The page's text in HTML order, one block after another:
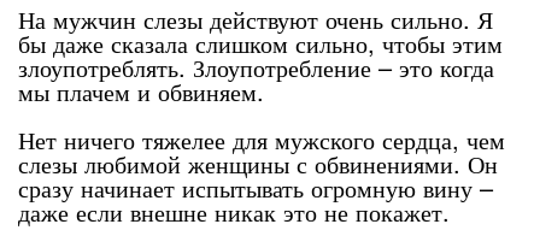
На мужчин слезы действуют очень сильно. Я
бы даже сказала слишком сильно, чтобы этим
злоупотреблять. Злоупотребление – это когда
мы плачем и обвиняем.
Нет ничего тяжелее для мужского сердца, чем
слезы любимой женщины с обвинениями. Он
сразу начинает испытывать огромную вину –
даже если внешне никак это не покажет.